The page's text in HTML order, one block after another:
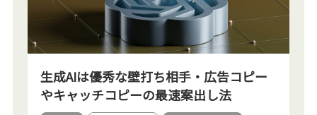
生成AIは優秀な壁打ち相手・広告コピー
やキャッチコピーの最速案出し法